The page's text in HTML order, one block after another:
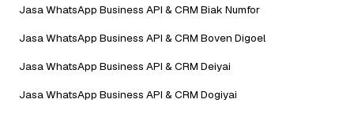
Jasa WhatsApp Business API & CRM Biak Numfor
Jasa WhatsApp Business API & CRM Boven Digoel
Jasa WhatsApp Business API & CRM Deiyai
Jasa WhatsApp Business API & CRM Dogiyai